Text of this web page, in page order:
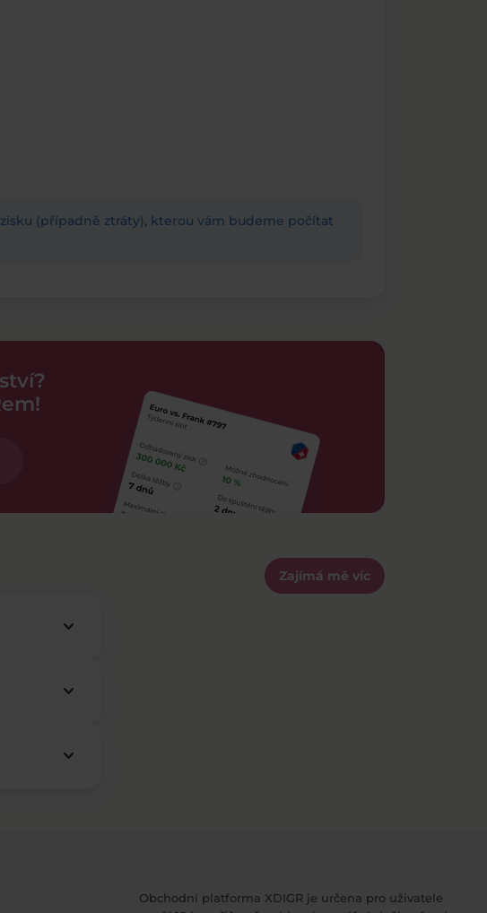
(případně ztráty), kterou vám budeme počítat
Zajímá mě víc
keyboard_arrow_down
keyboard_arrow_down
keyboard_arrow_down
Obchodní platforma XDIGR je určena pro uživatele